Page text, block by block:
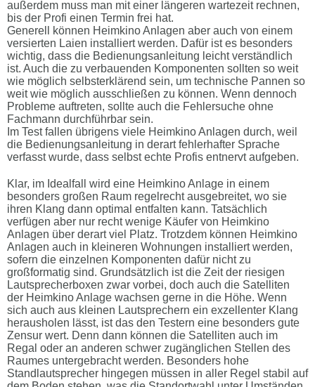
außerdem muss man mit einer längeren wartezeit rechnen,
bis der Profi einen Termin frei hat.
Generell können Heimkino Anlagen aber auch von einem
versierten Laien installiert werden. Dafür ist es besonders
wichtig, dass die Bedienungsanleitung leicht verständlich
ist. Auch die zu verbauenden Komponenten sollten so weit
wie möglich selbsterklärend sein, um technische Pannen so
weit wie möglich ausschließen zu können. Wenn dennoch
Probleme auftreten, sollte auch die Fehlersuche ohne
Fachmann durchführbar sein.
Im Test fallen übrigens viele Heimkino Anlagen durch, weil
die Bedienungsanleitung in derart fehlerhafter Sprache
verfasst wurde, dass selbst echte Profis entnervt aufgeben.
Klar, im Idealfall wird eine Heimkino Anlage in einem
besonders großen Raum regelrecht ausgebreitet, wo sie
ihren Klang dann optimal entfalten kann. Tatsächlich
verfügen aber nur recht wenige Käufer von Heimkino
Anlagen über derart viel Platz. Trotzdem können Heimkino
Anlagen auch in kleineren Wohnungen installiert werden,
sofern die einzelnen Komponenten dafür nicht zu
großformatig sind. Grundsätzlich ist die Zeit der riesigen
Lautsprecherboxen zwar vorbei, doch auch die Satelliten
der Heimkino Anlage wachsen gerne in die Höhe. Wenn
sich auch aus kleinen Lautsprechern ein exzellenter Klang
herausholen lässt, ist das den Testern eine besonders gute
Zensur wert. Denn dann können die Satelliten auch im
Regal oder an anderen schwer zugänglichen Stellen des
Raumes untergebracht werden. Besonders hohe
Standlautsprecher hingegen müssen in aller Regel stabil auf